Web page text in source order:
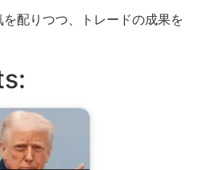
配りつつ、トレードの成果を